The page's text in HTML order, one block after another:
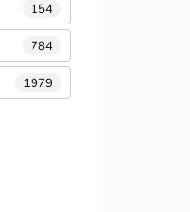
154
784
1979